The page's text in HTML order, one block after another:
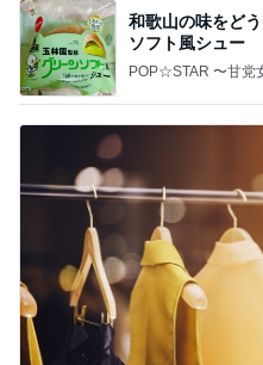
和歌山の味をど
ソフト風シュー
POP☆STAR 〜甘党